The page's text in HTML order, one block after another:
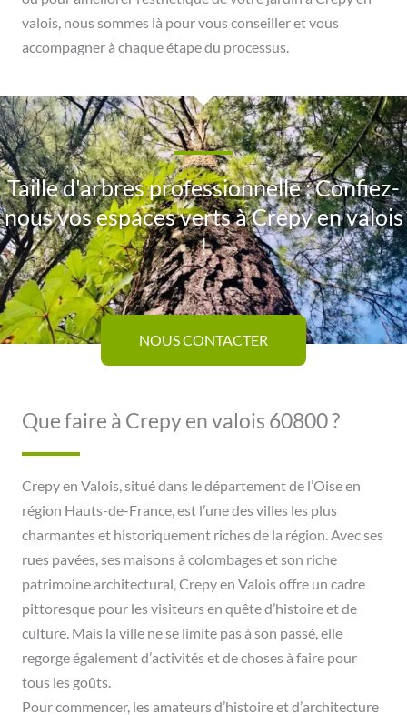
valois, nous sommes là pour vous conseiller et vous
accompagner à chaque étape du processus.
Taille d'arbres professionnelle : Confiez-
nous vos espaces verts à Crepy en valois
!
NOUS CONTACTER
Que faire à Crepy en valois 60800 ?
Crepy en Valois, situé dans le département de l’Oise en
région Hauts-de-France, est l’une des villes les plus
charmantes et historiquement riches de la région. Avec ses
rues pavées, ses maisons à colombages et son riche
patrimoine architectural, Crepy en Valois offre un cadre
pittoresque pour les visiteurs en quête d’histoire et de
culture. Mais la ville ne se limite pas à son passé, elle
regorge également d’activités et de choses à faire pour
tous les goûts.
Pour commencer, les amateurs d’histoire et d’architecture